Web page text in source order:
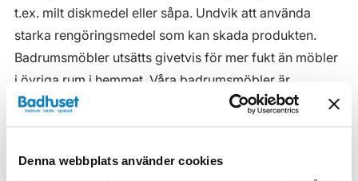
Denna webbplats använder cookies
t.ex. milt diskmedel eller såpa. Undvik att använda
starka rengöringsmedel som kan skada produkten.
Badrumsmöbler utsätts givetvis för mer fukt än möbler
i övriga rum i hemmet. Våra badrumsmöbler är
anpassade för badrummet och gjorda i fukttåliga
luftfuktighet.